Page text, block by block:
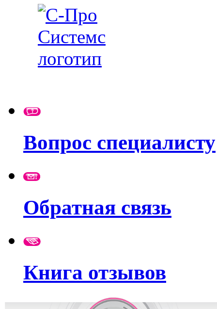
Вопрос специалисту
Обратная связь
Книга отзывов